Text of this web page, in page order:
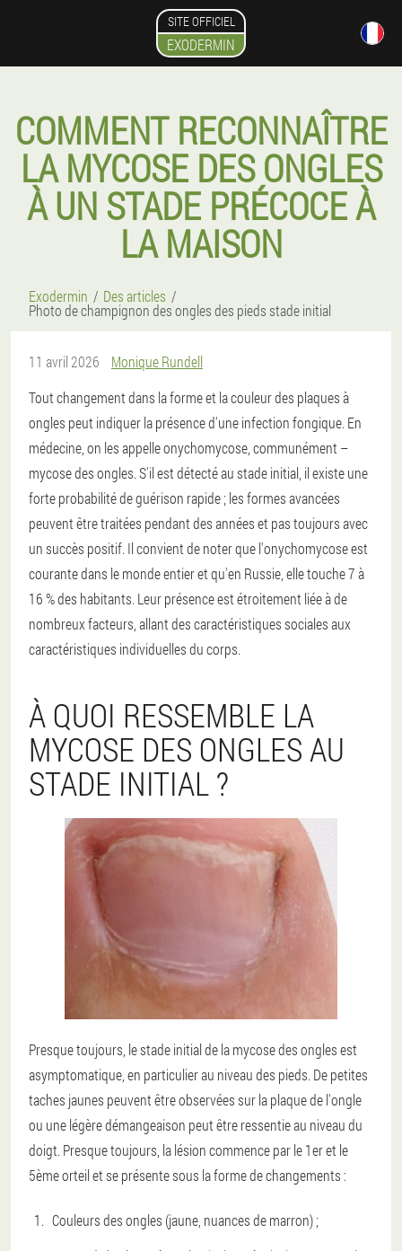
SITE OFFICIEL
EXODERMIN
COMMENT RECONNAÎTRE
LA MYCOSE DES ONGLES
À UN STADE PRÉCOCE À
LA MAISON
Exodermin Des articles
Photo de champignon des ongles des pieds stade initial
11 avril 2026
Monique Rundell
Tout changement dans la forme et la couleur des plaques à
ongles peut indiquer la présence d'une infection fongique. En
médecine, on les appelle onychomycose, communément –
mycose des ongles. S'il est détecté au stade initial, il existe une
forte probabilité de guérison rapide ; les formes avancées
peuvent être traitées pendant des années et pas toujours avec
un succès positif. Il convient de noter que l'onychomycose est
courante dans le monde entier et qu'en Russie, elle touche 7 à
16 % des habitants. Leur présence est étroitement liée à de
nombreux facteurs, allant des caractéristiques sociales aux
caractéristiques individuelles du corps.
À QUOI RESSEMBLE LA
MYCOSE DES ONGLES AU
STADE INITIAL ?
Presque toujours, le stade initial de la mycose des ongles est
asymptomatique, en particulier au niveau des pieds. De petites
taches jaunes peuvent être observées sur la plaque de l'ongle
ou une légère démangeaison peut être ressentie au niveau du
doigt. Presque toujours, la lésion commence par le 1er et le
5ème orteil et se présente sous la forme de changements :
Couleurs des ongles (jaune, nuances de marron) ;